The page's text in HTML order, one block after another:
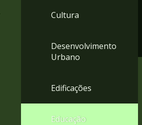
Cultura
Desenvolvimento
Urbano
Edificações
Educação